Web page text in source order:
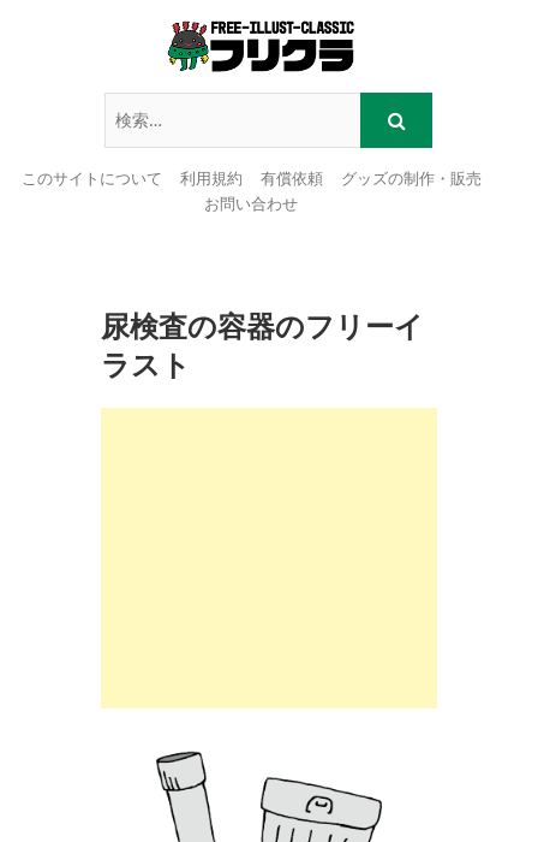
このサイトについて 利用規約 有償依頼
グッズの制作・販売
お問い合わせ
尿検査の容器のフリーイ
ラスト